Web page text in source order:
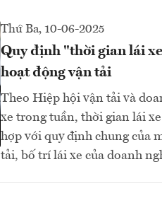
Thứ Ba, 10-06-2025
Quy định "thời gian lái
hoạt động vận tải
Theo Hiệp hội vận tải và
xe trong tuần, thời gian lái
hợp với quy định chung của
tải, bố trí lái xe của doanh